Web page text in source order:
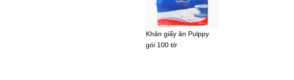
Khăn giấy ăn Pulppy
gói 100 tờ